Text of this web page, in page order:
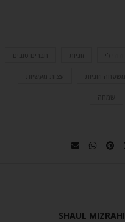
זוגיות חברים טובים
משפחה וזוגיות עצות מעשיות
שמחה
SHAUL MIZRAHI